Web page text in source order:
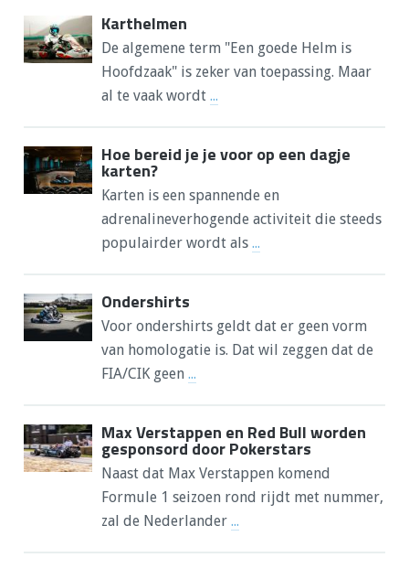
Karthelmen
De algemene term "Een goede Helm is
Hoofdzaak" is zeker van toepassing. Maar
al te vaak wordt ...
Hoe bereid je je voor op een dagje
karten?
Karten is een spannende en
adrenalineverhogende activiteit die steeds
populairder wordt als ...
Ondershirts
Voor ondershirts geldt dat er geen vorm
van homologatie is. Dat wil zeggen dat de
FIA/CIK geen ...
Max Verstappen en Red Bull worden
gesponsord door Pokerstars
Naast dat Max Verstappen komend
Formule 1 seizoen rond rijdt met nummer,
zal de Nederlander ...